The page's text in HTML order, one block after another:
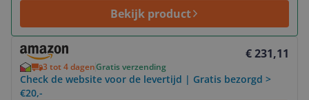
Bekijk product
€ 231,11
3 tot 4 dagenGratis verzending
Check de website voor de levertijd | Gratis bezorgd >
€20,-
Bekijk product